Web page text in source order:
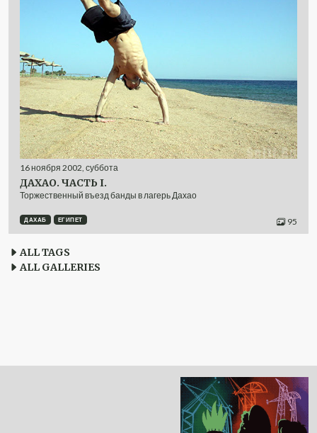
16ноября 2002 суббота
ДАХАО. ЧАСТЬ I.
Торжественный въезд банды в лагерь Дахао
ДАХАБ ЕГИПЕТ 95
ALL TAGS
ALL GALLERIES